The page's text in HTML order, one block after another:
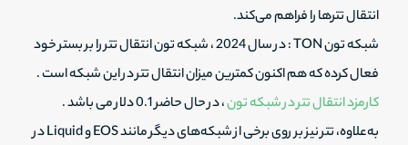
انتقال تترها را فراهم می‌کند.
شبکه تون TON : در سال 2024 ، شبکه تون انتقال تتر را بر بستر خود
فعال کرده که هم اکنون کمترین میزان انتقال تتر در این شبکه است .
کارمزد انتقال تتر در شبکه تون، در حال حاضر 0.1 دلار می باشد .
به‌علاوه، تتر نیز بر روی برخی از شبکه‌های دیگر مانند EOS و Liquid در